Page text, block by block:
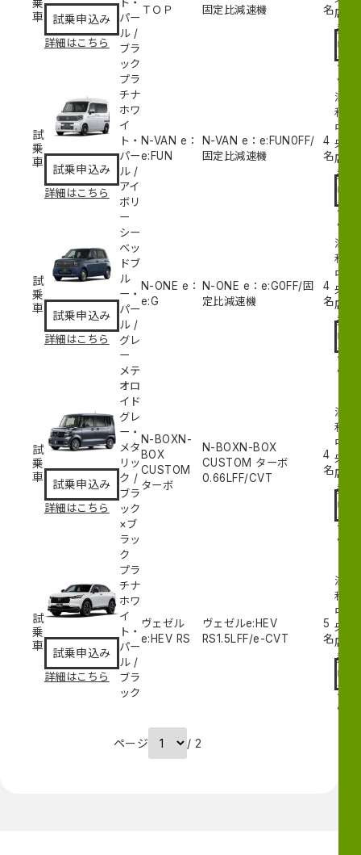
車
試乗申込み
詳細はこちら
パー
ル/
ブラ
ック
ＴＯＰ
固定比減速機
名店試
乗
申
込
み
試
乗
車
試乗申込み
詳細はこちら
プラ
チナ
ホワ
イ
ト・
パー
ル/
アイ
ボリ
ー
N-VAN e：
e:FUN
N-VAN e：e:FUN0FF/
固定比減速機
4
名
浦
和
中
央
店試
乗
申
込
み
試
乗
車
試乗申込み
詳細はこちら
シー
ベッ
ドブ
ル
ー・
パー
ル/
グレ
ー
N-ONE e：
e:G
N-ONE e：e:G0FF/固
定比減速機
4
名
浦
和
中
央
店試
乗
申
込
み
試
乗
車
試乗申込み
詳細はこちら
メテ
オロ
イド
グレ
ー・
メタ
リッ
ク /
ブラ
ック
×ブ
ラッ
ク
N-BOXN-
BOX
CUSTOM
ターボ
N-BOXN-BOX
CUSTOM ターボ
0.66LFF/CVT
4
名
浦
和
中
央
店試
乗
申
込
み
試
乗
車
試乗申込み
詳細はこちら
プラ
チナ
ホワ
イ
ト・
パー
ル/
ブラ
ック
ヴェゼル
e:HEV RS
ヴェゼルe:HEV
RS1.5L FF/e-CVT
5
名
浦
和
中
央
店試
乗
申
込
み
ページ / 2